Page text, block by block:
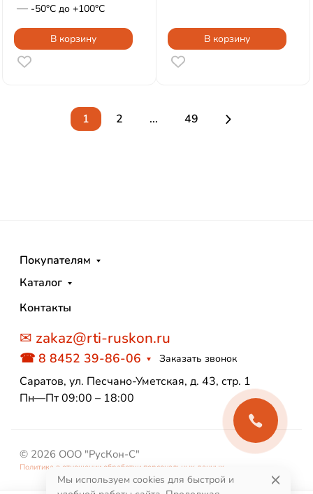
— -50°С до +100°С
В корзину В корзину
1 2 ... 49
Покупателям
Каталог
Контакты
✉ zakaz@rti-ruskon.ru
☎ 8 8452 39-86-06 Заказать звонок
Саратов, ул. Песчано-Уметская, д. 43, стр. 1
Пн—Пт 09:00 – 18:00
© 2026 ООО "РусКон-С"
Политика в отношении обработки персональных данных
Мы используем cookies для быстрой и